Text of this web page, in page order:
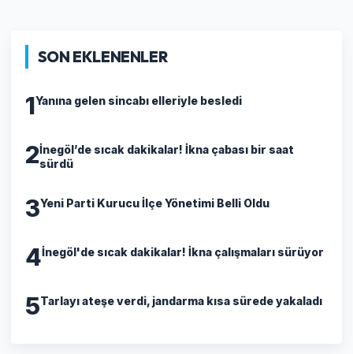
SON EKLENENLER
1Yanına gelen sincabı elleriyle besledi
2İnegöl’de sıcak dakikalar! İkna çabası bir saat
sürdü
3Yeni Parti Kurucu İlçe Yönetimi Belli Oldu
4İnegöl'de sıcak dakikalar! İkna çalışmaları sürüyor
5Tarlayı ateşe verdi, jandarma kısa sürede yakaladı